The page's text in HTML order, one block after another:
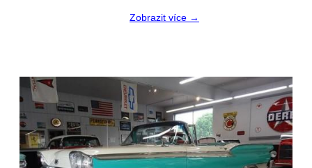
Zobrazit více →